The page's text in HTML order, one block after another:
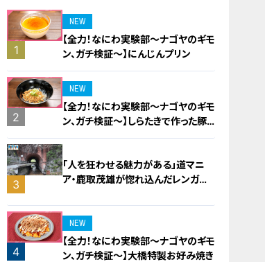
1
NEW
【全力！なにわ実験部～ナゴヤのギモ
ン、ガチ検証～】にんじんプリン
2
NEW
【全力！なにわ実験部～ナゴヤのギモ
ン、ガチ検証～】しらたきで作った豚
バラミンチの油そば
3
「人を狂わせる魅力がある」道マニ
ア・鹿取茂雄が惚れ込んだレンガの
4
NEW
【全力！なにわ実験部～ナゴヤのギモ
ン、ガチ検証～】大橋特製お好み焼き